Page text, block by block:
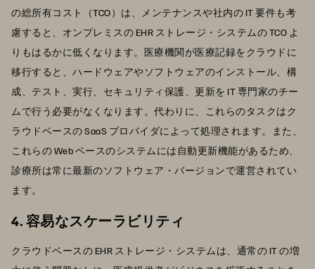
の総所有コスト（TCO）は、メンテナンスや社内の IT 要件も考
慮すると、オンプレミスの EHR ストレージ・システムの TCO よ
りもはるかに低くなります。医療機関が医療記録をクラウドに
移行すると、ハードウェアやソフトウェアのインストール、構
成、テスト、実行、セキュリティ保護、更新を IT 専門家のチー
ムで行う必要がなくなります。代わりに、これらのタスクはク
ラウドベースの SaaS プロバイダによって処理されます。また、
これらの Web ベースのシステムには自動更新機能があるため、
診療所は常に最新のソフトウェア・バージョンで運営されてい
ます。
4. 容易なスケーラビリティ
クラウドベースの EHR ストレージ・システムは、通常の IT の増